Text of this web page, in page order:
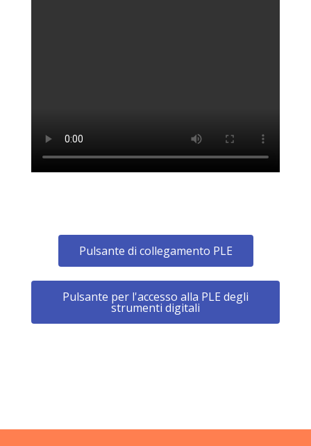
Pulsante di collegamento PLE
Pulsante per l'accesso alla PLE degli
strumenti digitali